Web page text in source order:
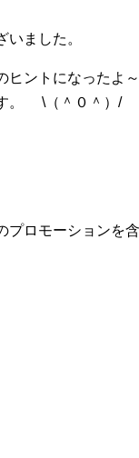
いました。
ヒントになったよ
。 \（＾０＾）/
プロモーションを含